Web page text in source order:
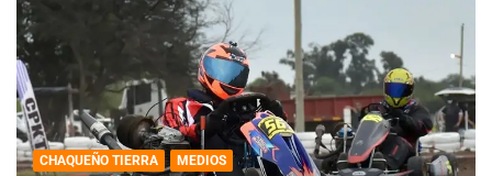
CHAQUEÑO TIERRA MEDIOS